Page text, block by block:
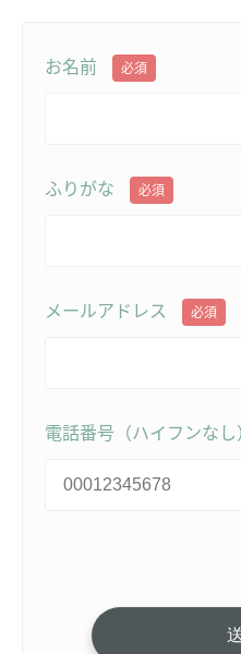
お名前 必須
ふりがな 必須
メールアドレス 必須
電話番号（ハイフンなし）